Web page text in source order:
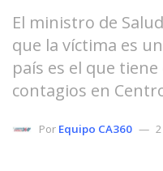
El ministro de
que la víctima es
país es el que
contagios en
Por Equipo CA360